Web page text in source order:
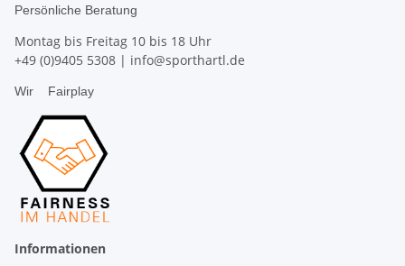
Persönliche Beratung
Montag bis Freitag 10 bis 18 Uhr
+49 (0)9405 5308 | info@sporthartl.de
Wir Fairplay
Informationen